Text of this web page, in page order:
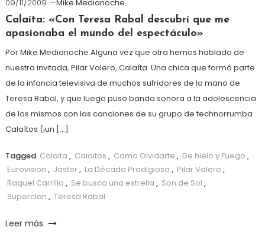
09/11/2009
Mike Medianoche
Calaíta: «Con Teresa Rabal descubrí que me
apasionaba el mundo del espectáculo»
Por Mike Medianoche Alguna vez que otra hemos hablado de
nuestra invitada, Pilar Valero, Calaíta. Una chica que formó parte
de la infancia televisiva de muchos sufridores de la mano de
Teresa Rabal, y que luego puso banda sonora a la adolescencia
de los mismos con las canciones de su grupo de technorrumba
Calaítos (¡un […]
Tagged Calaita , Calaitos , Como Olvidarte , De hielo y Fuego ,
Eurovision , Jaster, La Década Prodigiosa , Pilar Valero ,
Raquel Carrillo , Se busca una estrella , Son de Sol ,
Superclan , Teresa Rabal
Leer más